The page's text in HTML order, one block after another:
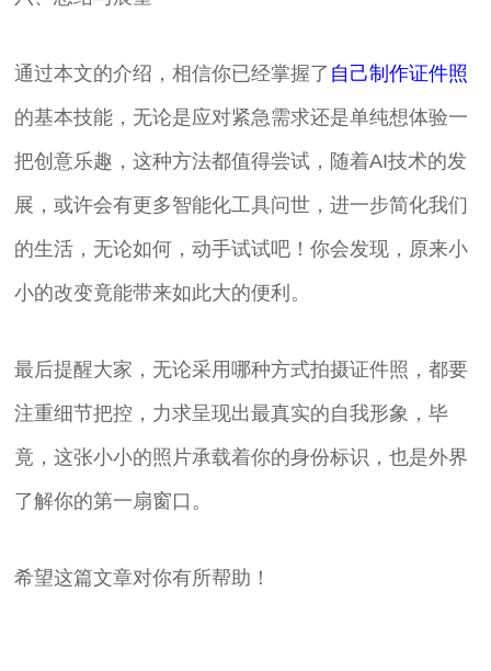
通过本文的介绍，相信你已经掌握了 自己制作证件照
的基本技能，无论是应对紧急需求还是单纯想体验一
把创意乐趣，这种方法都值得尝试，随着AI技术的发
展，或许会有更多智能化工具问世，进一步简化我们
的生活，无论如何，动手试试吧！你会发现，原来小
小的改变竟能带来如此大的便利。
最后提醒大家，无论采用哪种方式拍摄证件照，都要
注重细节把控，力求呈现出最真实的自我形象，毕
竟，这张小小的照片承载着你的身份标识，也是外界
了解你的第一扇窗口。
希望这篇文章对你有所帮助！